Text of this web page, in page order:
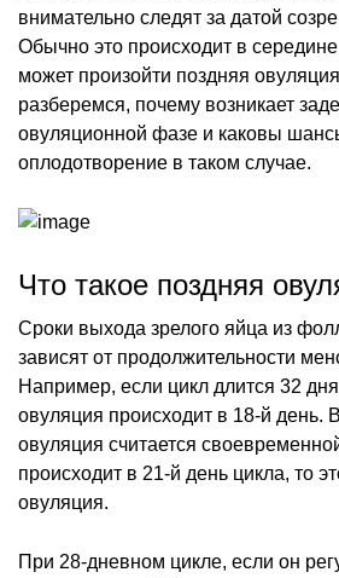
внимательно следят за датой
Обычно это происходит в
может произойти поздняя
разберемся, почему возникает
овуляционной фазе и каковы
оплодотворение в таком случае.
Что такое поздняя
Сроки выхода зрелого яйца из
зависят от продолжительности
Например, если цикл длится 32
овуляция происходит в 18-й день.
овуляция считается
происходит в 21-й день цикла, то
овуляция.
При 28-дневном цикле, если он